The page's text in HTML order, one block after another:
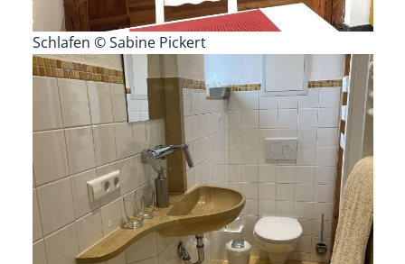
Schlafen © Sabine Pickert